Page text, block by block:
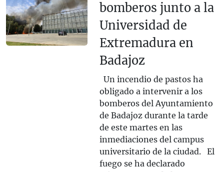
bomberos junto a la
Universidad de
Extremadura en
Badajoz
Un incendio de pastos ha
obligado a intervenir a los
bomberos del Ayuntamiento
de Badajoz durante la tarde
de este martes en las
inmediaciones del campus
universitario de la ciudad. El
fuego se ha declarado